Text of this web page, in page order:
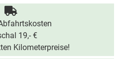
19,- €
Kilometerpreise!